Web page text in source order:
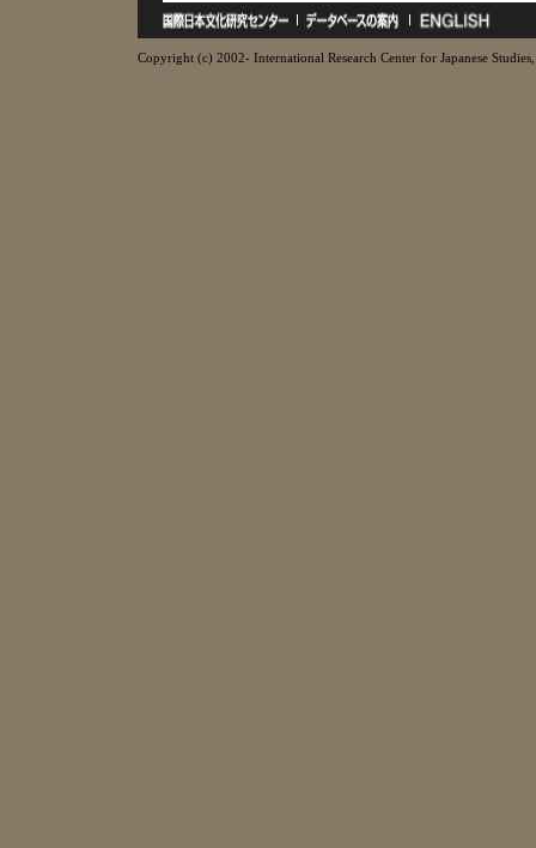
Copyright (c) 2002- International Research Center for Japanese